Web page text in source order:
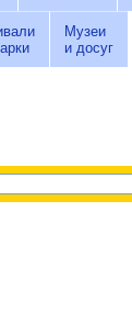
Музеи
и досуг